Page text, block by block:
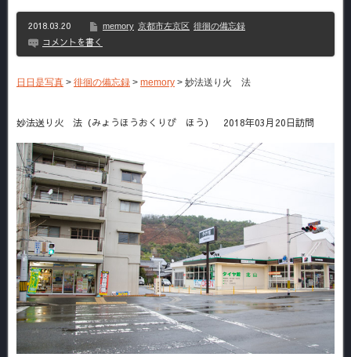
2018.03.20 memory 京都市左京区 徘徊の備忘録
コメントを書く
日日是写真 > 徘徊の備忘録 > memory > 妙法送り火 法
妙法送り火 法（みょうほうおくりび ほう） 2018年03月20日訪問